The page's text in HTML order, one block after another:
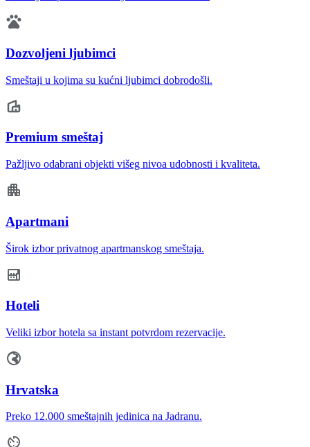
Dozvoljeni ljubimci
Smeštaji u kojima su kućni ljubimci dobrodošli.
Premium smeštaj
Pažljivo odabrani objekti višeg nivoa udobnosti i kvaliteta.
Apartmani
Širok izbor privatnog apartmanskog smeštaja.
Hoteli
Veliki izbor hotela sa instant potvrdom rezervacije.
Hrvatska
Preko 12.000 smeštajnih jedinica na Jadranu.